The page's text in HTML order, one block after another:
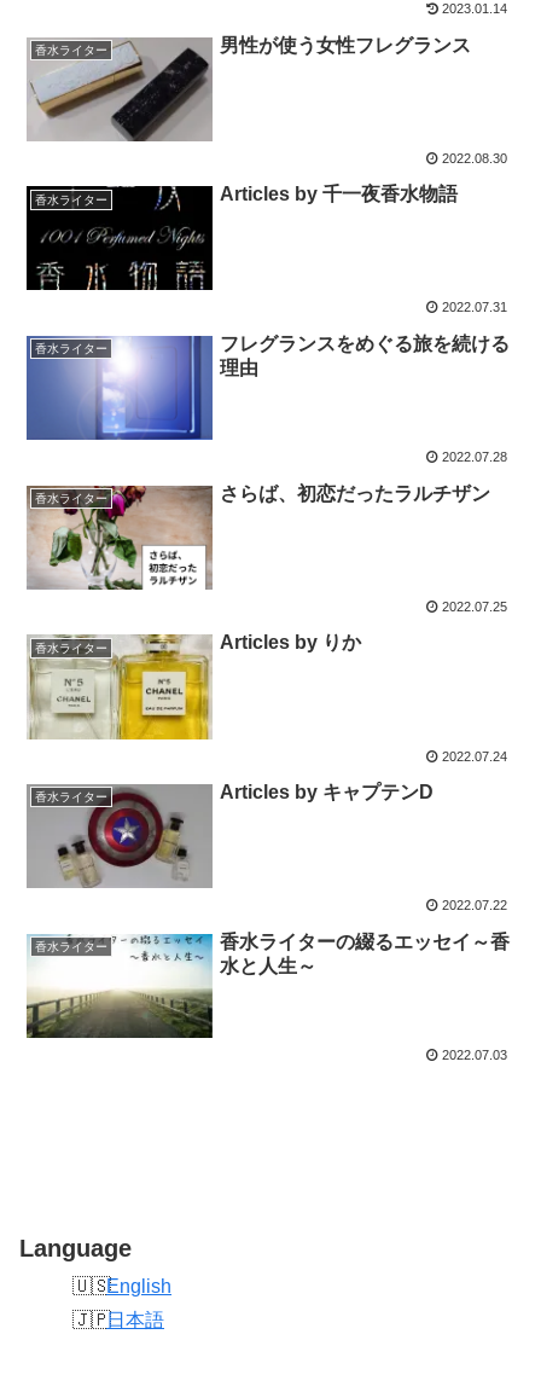
2023.01.14
香水ライター 男性が使う女性フレグランス
2022.08.30
香水ライター Articles by 千一夜香水物語
2022.07.31
香水ライター
フレグランスをめぐる旅を続ける
理由
2022.07.28
香水ライター さらば、初恋だったラルチザン
2022.07.25
香水ライター Articles by りか
2022.07.24
香水ライター Articles by キャプテンD
2022.07.22
香水ライター
香水ライターの綴るエッセイ～香
水と人生～
2022.07.03
Language
English
日本語